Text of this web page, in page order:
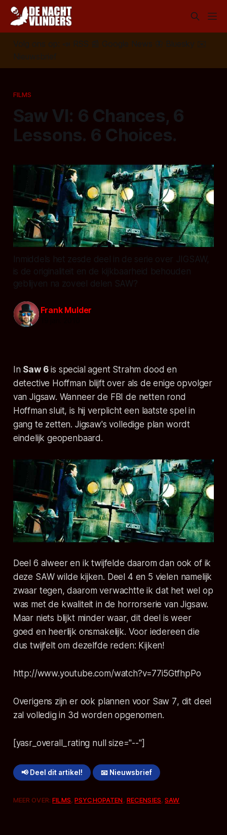
Volg ons op: 📣 RSS 📰 Google News 🦋 Bluesky
✉️
Nieuwsbrief
FILMS
Saw VI: 6 Chances, 6
Lessons. 6 Choices.
Inmiddels het zesde deel in de serie over JIGSAW,
is de originaliteit en de kijkbaarheid behouden
geblijven na zoveel delen SAW?
Frank Mulder
In Saw 6is special agent Strahm dood en
detective Hoffman blijft over als de enige opvolger
van Jigsaw. Wanneer de FBI de netten rond
Hoffman sluit, is hij verplicht een laatste spel in
gang te zetten. Jigsaw's volledige plan wordt
eindelijk geopenbaard.
Deel 6 alweer en ik twijfelde daarom dan ook of ik
deze SAWwilde kijken. Deel 4 en 5 vielen namelijk
zwaar tegen, daarom verwachtte ik dat het wel op
was met de kwaliteit in de horrorserie van Jigsaw.
Maar niets blijkt minder waar, dit deel is weer
goed en heerlijk onsmakelijk. Voor iedereen die
dus twijfelt om dezelfde reden: Kijken!
http://www.youtube.com/watch?v=77i5GtfhpPo
Overigens zijn er ook plannen voor Saw 7, dit deel
zal volledig in 3d worden opgenomen.
[yasr_overall_rating null size="--"]
📢 Deel dit artikel! 📧 Nieuwsbrief
MEER OVER:FILMS,PSYCHOPATEN, RECENSIES,SAW